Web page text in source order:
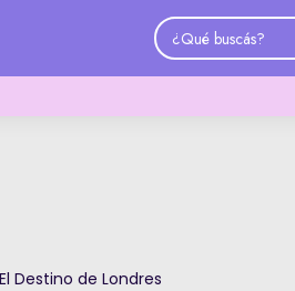
Destino de Londres